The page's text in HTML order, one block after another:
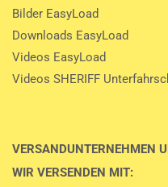
Bilder EasyLoad
Downloads EasyLoad
Videos EasyLoad
Videos SHERIFF
VERSANDUNTERNEHMEN
WIR VERSENDEN MIT: